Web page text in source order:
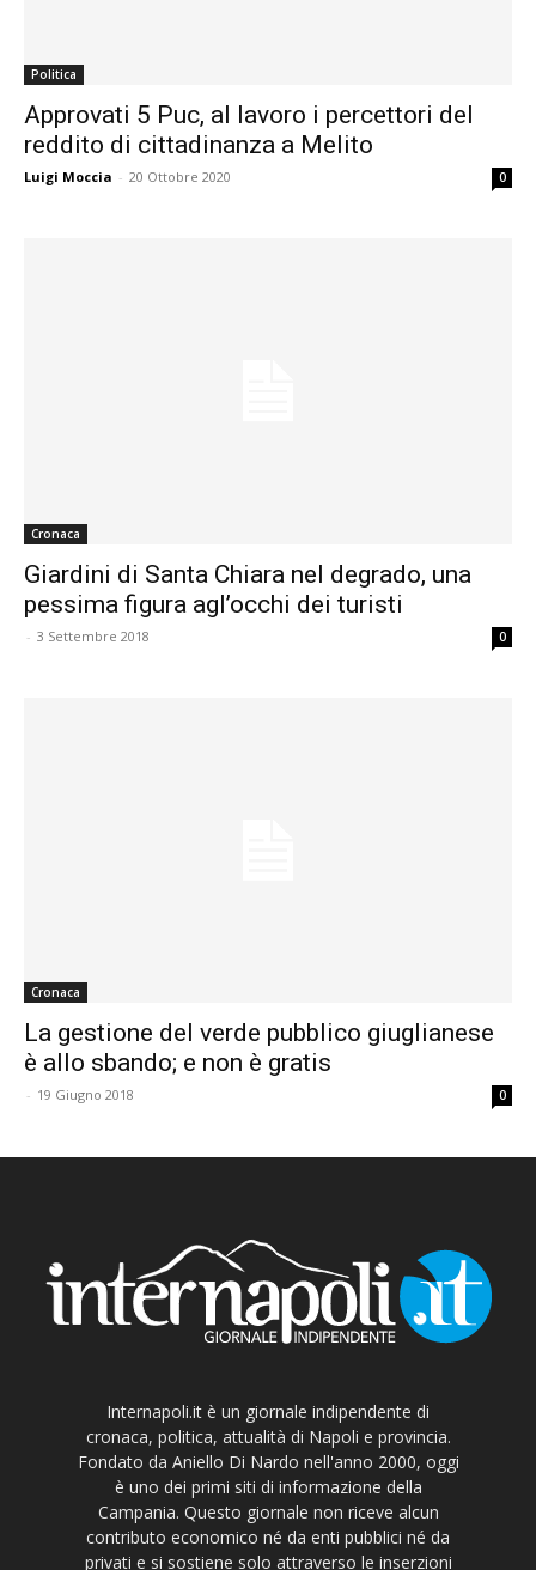
Politica
Approvati 5 Puc, al lavoro i percettori del
reddito di cittadinanza a Melito
Luigi Moccia - 20 Ottobre 2020 0
Cronaca
Giardini di Santa Chiara nel degrado, una
pessima figura agl’occhi dei turisti
- 3 Settembre 2018 0
Cronaca
La gestione del verde pubblico giuglianese
è allo sbando; e non è gratis
- 19 Giugno 2018 0
Internapoli.it è un giornale indipendente di
cronaca, politica, attualità di Napoli e provincia.
Fondato da Aniello Di Nardo nell'anno 2000, oggi
è uno dei primi siti di informazione della
Campania. Questo giornale non riceve alcun
contributo economico né da enti pubblici né da
privati e si sostiene solo attraverso le inserzioni